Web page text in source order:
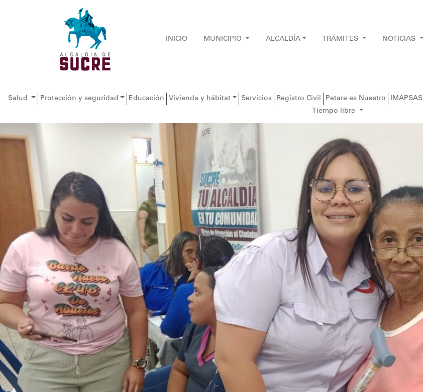
INICIO MUNICIPIO ALCALDÍA TRÁMITES NOTICIAS
Salud Protección y seguridad Educación Vivienda y hábitat Servicios Registro Civil Petare es Nuestro IMAPSAS
Tiempo libre